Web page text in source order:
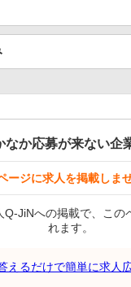
なか応募が来ない企
ージに求人を掲載しま
Q-JiNへの掲載で、この
れます。
えるだけで簡単に求人